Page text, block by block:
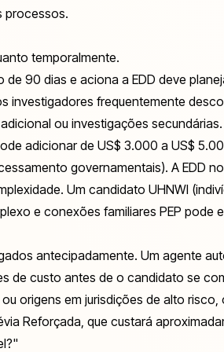
processos.
temporalmente.
90 dias e aciona a EDD deve
investigadores frequentemente
ou investigações secundárias.
adicionar de US$ 3.000 a US$
governamentais). A EDD
Um candidato UHNWI
e conexões familiares PEP pode
antecipadamente. Um agente
de custo antes de o candidato se
origens em jurisdições de alto risco,
Reforçada, que custará